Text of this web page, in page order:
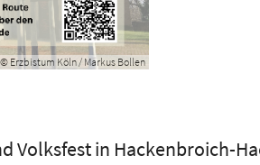
© Erzbistum Köln / Markus Bollen
Volksfest in Hackenbroich-